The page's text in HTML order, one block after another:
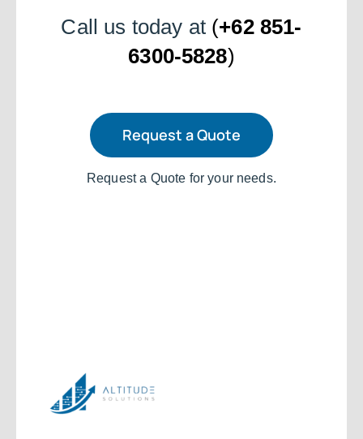
Call us today at (+62 851-
6300-5828)
Request a Quote
Request a Quote for your needs.